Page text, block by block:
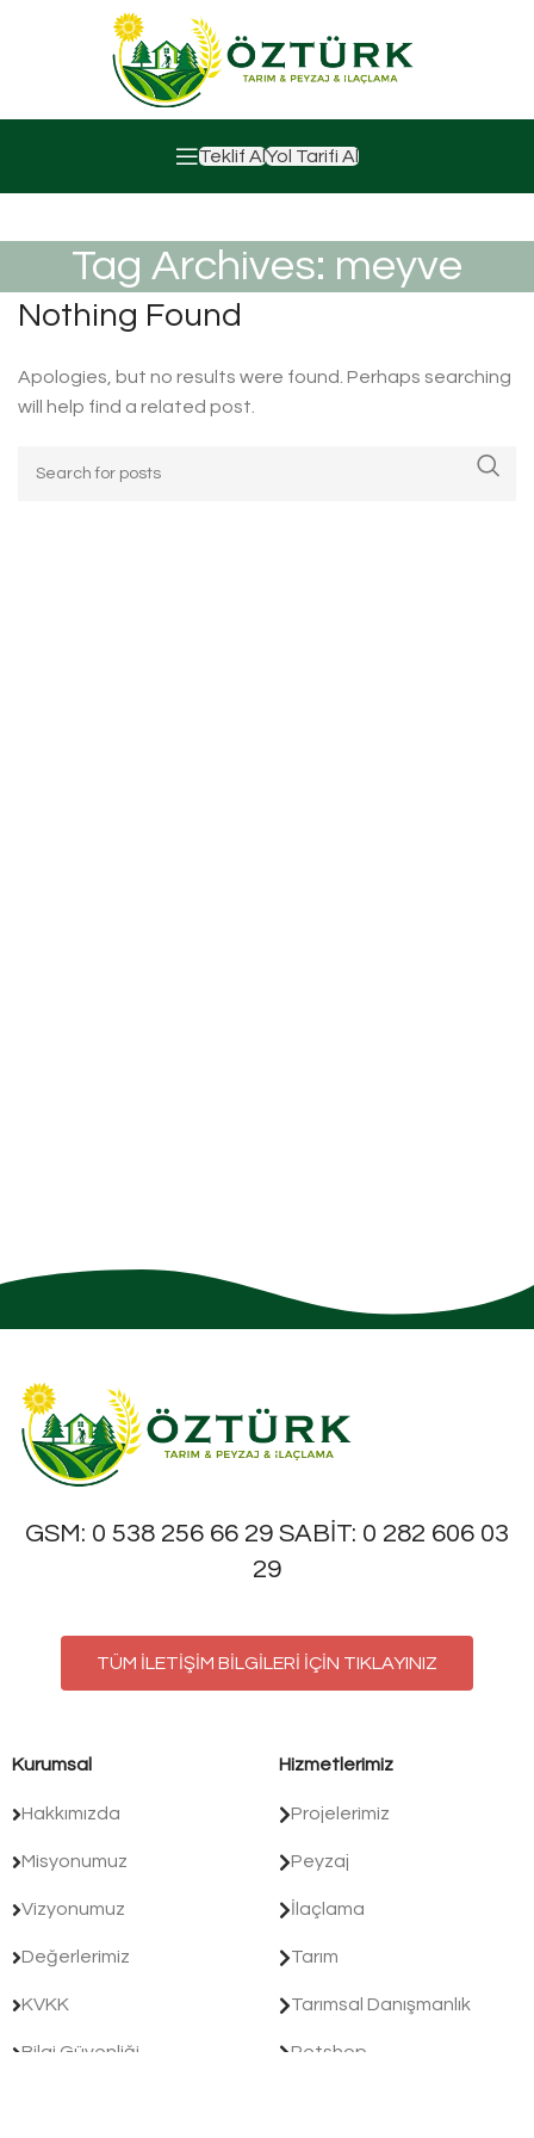
Teklif AlYol Tarifi Al
Tag Archives: meyve
Nothing Found
Apologies, but no results were found. Perhaps searching
will help find a related post.
GSM: 0 538 256 66 29 SABİT: 0 282 606 03
29
TÜM İLETİŞİM BİLGİLERİ İÇİN TIKLAYINIZ
Kurumsal
Hakkımızda
Misyonumuz
Vizyonumuz
Değerlerimiz
KVKK
Bilgi Güvenliği
Hizmetlerimiz
Projelerimiz
Peyzaj
İlaçlama
Tarım
Tarımsal Danışmanlık
Petshop